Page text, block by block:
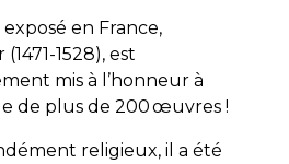
en France,
1528), est
mis à l’honneur à
de plus de 200 œuvres !
religieux, il a été